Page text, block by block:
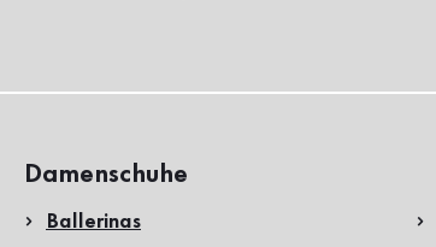
Damenschuhe
Ballerinas